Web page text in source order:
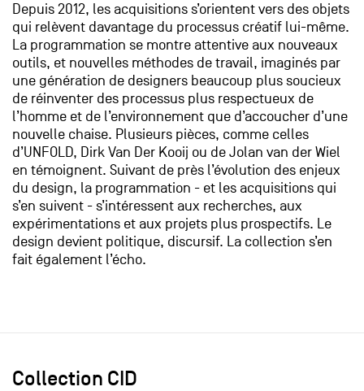
Depuis 2012, les acquisitions s’orientent vers des objets
qui relèvent davantage du processus créatif lui-même.
La programmation se montre attentive aux nouveaux
outils, et nouvelles méthodes de travail, imaginés par
une génération de designers beaucoup plus soucieux
de réinventer des processus plus respectueux de
l’homme et de l’environnement que d’accoucher d’une
nouvelle chaise. Plusieurs pièces, comme celles
d’UNFOLD, Dirk Van Der Kooij ou de Jolan van der Wiel
en témoignent. Suivant de près l’évolution des enjeux
du design, la programmation - et les acquisitions qui
s’en suivent - s’intéressent aux recherches, aux
expérimentations et aux projets plus prospectifs. Le
design devient politique, discursif. La collection s’en
fait également l’écho.
Collection CID